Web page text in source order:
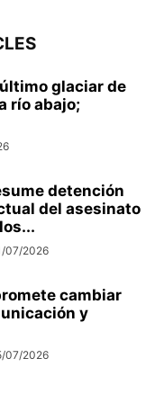
glaciar de
río abajo;
detención
del asesinato
07/2026
cambiar
y
07/2026